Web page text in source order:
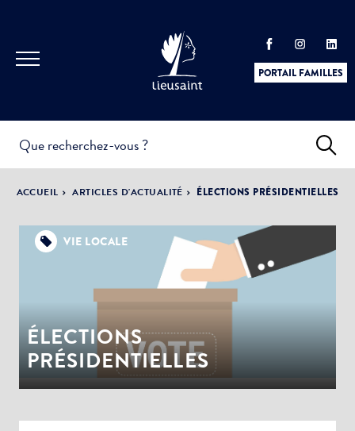
PORTAIL FAMILLES
PRATIQUES &
DÉMARCHES
ACTUALITÉS &
ÉVÈNEMENTS
LA VILLE
DÉMOCRATIE
PARTICIPATIVE
ACCUEIL ARTICLES D'ACTUALITÉ ÉLECTIONS PRÉSIDENTIELLES
VIE LOCALE
ÉLECTIONS
PRÉSIDENTIELLES